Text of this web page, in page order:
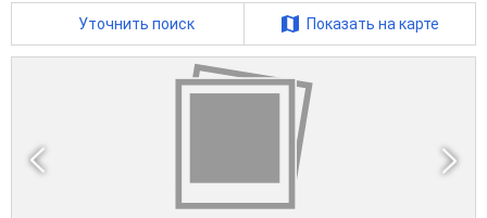
Уточнить поиск Показать на карте